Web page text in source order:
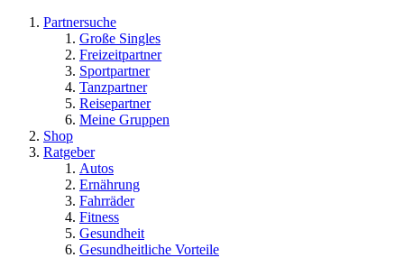
Partnersuche
Große Singles
Freizeitpartner
Sportpartner
Tanzpartner
Reisepartner
Meine Gruppen
Shop
Ratgeber
Autos
Ernährung
Fahrräder
Fitness
Gesundheit
Gesundheitliche Vorteile